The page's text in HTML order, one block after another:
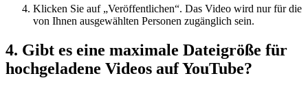
Klicken Sie auf „Veröffentlichen“. Das Video wird nur für die
von Ihnen ausgewählten Personen zugänglich sein.
4. Gibt es eine maximale Dateigröße für
hochgeladene Videos auf YouTube?